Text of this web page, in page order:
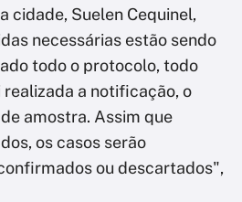
cidade, Suelen Cequinel,
necessárias estão sendo
todo o protocolo, todo
realizada a notificação, o
amostra. Assim que
os casos serão
ou descartados",